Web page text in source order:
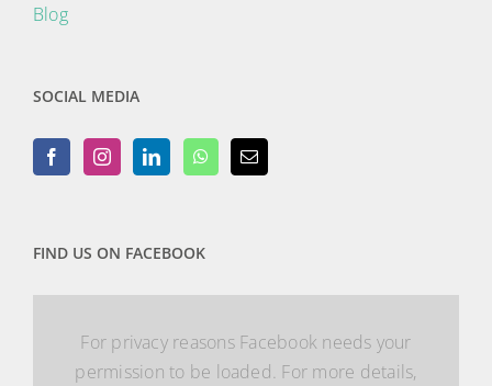
Blog
SOCIAL MEDIA
FIND US ON FACEBOOK
For privacy reasons Facebook needs your
permission to be loaded. For more details,